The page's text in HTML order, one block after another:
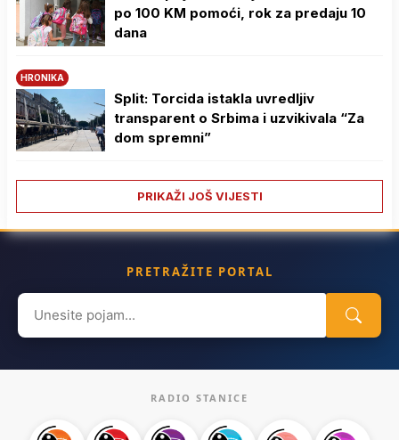
po 100 KM pomoći, rok za predaju 10
dana
HRONIKA
Split: Torcida istakla uvredljiv
transparent o Srbima i uzvikivala “Za
dom spremni”
PRIKAŽI JOŠ VIJESTI
PRETRAŽITE PORTAL
Search
for:
RADIO STANICE